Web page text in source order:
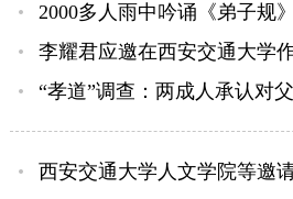
2000多人雨中吟诵《弟子规》
李耀君应邀在西安交通大学
“孝道”调查：两成人承认对
西安交通大学人文学院等邀